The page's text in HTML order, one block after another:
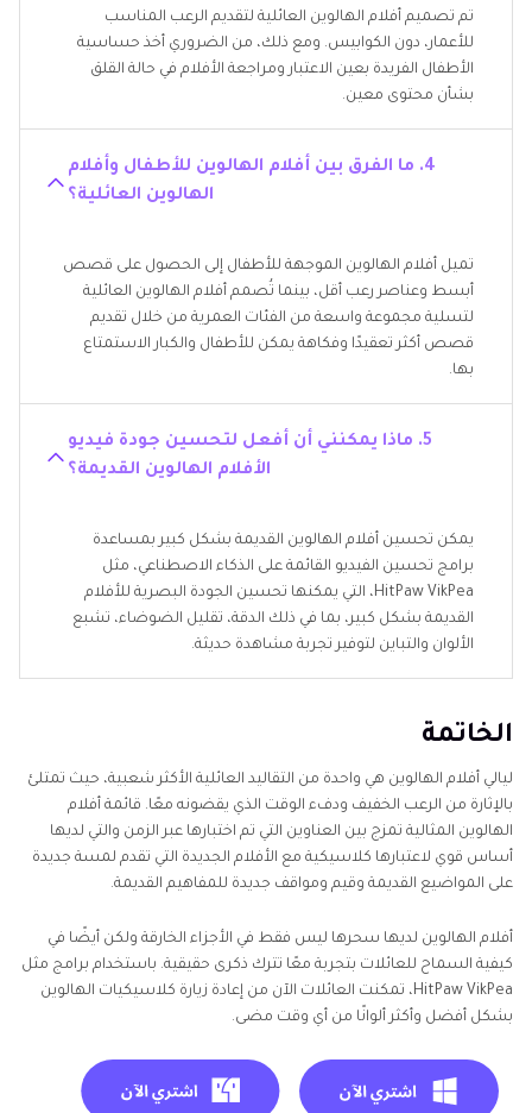
تم تصميم أفلام الهالوين العائلية لتقديم الرعب المناسب
للأعمار، دون الكوابيس. ومع ذلك، من الضروري أخذ حساسية
الأطفال الفريدة بعين الاعتبار ومراجعة الأفلام في حالة القلق
بشأن محتوى معين.
4. ما الفرق بين أفلام الهالوين للأطفال وأفلام
الهالوين العائلية؟
تميل أفلام الهالوين الموجهة للأطفال إلى الحصول على قصص
أبسط وعناصر رعب أقل، بينما تُصمم أفلام الهالوين العائلية
لتسلية مجموعة واسعة من الفئات العمرية من خلال تقديم
قصص أكثر تعقيدًا وفكاهة يمكن للأطفال والكبار الاستمتاع
بها.
5. ماذا يمكنني أن أفعل لتحسين جودة فيديو
الأفلام الهالوين القديمة؟
يمكن تحسين أفلام الهالوين القديمة بشكل كبير بمساعدة
برامج تحسين الفيديو القائمة على الذكاء الاصطناعي، مثل
HitPaw VikPea، التي يمكنها تحسين الجودة البصرية للأفلام
القديمة بشكل كبير، بما في ذلك الدقة، تقليل الضوضاء، تشبع
الألوان والتباين لتوفير تجربة مشاهدة حديثة.
الخاتمة
ليالي أفلام الهالوين هي واحدة من التقاليد العائلية الأكثر شعبية، حيث تمتلئ
بالإثارة من الرعب الخفيف ودفء الوقت الذي يقضونه معًا. قائمة أفلام
الهالوين المثالية تمزج بين العناوين التي تم اختبارها عبر الزمن والتي لديها
أساس قوي لاعتبارها كلاسيكية مع الأفلام الجديدة التي تقدم لمسة جديدة
على المواضيع القديمة وقيم ومواقف جديدة للمفاهيم القديمة.
أفلام الهالوين لديها سحرها ليس فقط في الأجزاء الخارقة ولكن أيضًا في
كيفية السماح للعائلات بتجربة معًا تترك ذكرى حقيقية. باستخدام برامج مثل
HitPaw VikPea، تمكنت العائلات الآن من إعادة زيارة كلاسيكيات الهالوين
بشكل أفضل وأكثر ألوانًا من أي وقت مضى.